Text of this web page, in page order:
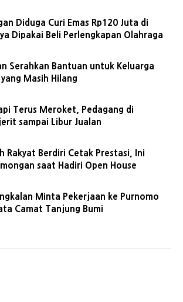
Diduga Curi Emas Rp120 Juta di
Dipakai Beli Perlengkapan Olahraga
Serahkan Bantuan untuk Keluarga
Masih Hilang
Terus Meroket, Pedagang di
sampai Libur Jualan
Rakyat Berdiri Cetak Prestasi, Ini
saat Hadiri Open House
Minta Pekerjaan ke Purnomo
Camat Tanjung Bumi